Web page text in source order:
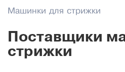
Машинки для стрижки
Поставщики
стрижки